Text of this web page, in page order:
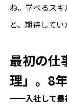
ね。学べるス
と、期待してい
最初の仕
理」。8
━━入社して最